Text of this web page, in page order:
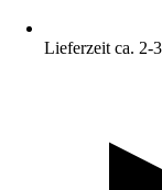
Lieferzeit ca. 2-